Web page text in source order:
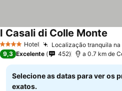
4 EstrelasHotel Localização tranquila na
I Casali di Colle Monte
9,3 Excelente 452 a 0.7 km de
Selecione as datas para ver os
exatos.